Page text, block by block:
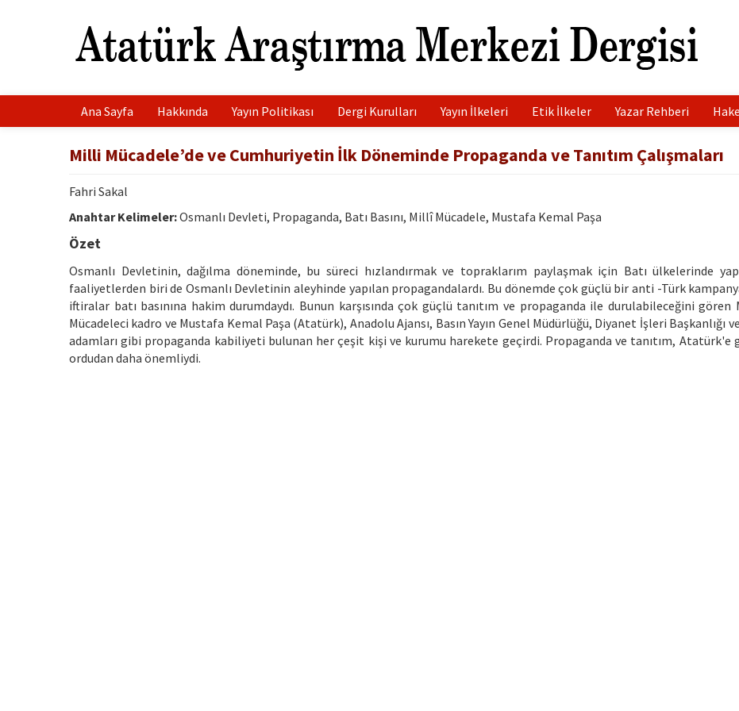
Ana Sayfa Hakkında Yayın Politikası Dergi Kurulları Yayın İlkeleri Etik İlkeler Yazar Rehberi
Milli Mücadele’de ve Cumhuriyetin İlk Döneminde Propaganda ve Tanıtım Çalışmaları
Fahri Sakal
Anahtar Kelimeler:Osmanlı Devleti, Propaganda, Batı Basını, Millî Mücadele, Mustafa Kemal Paşa
Özet
Osmanlı Devletinin, dağılma döneminde, bu süreci hızlandırmak ve topraklarım paylaşmak için Batı ülkelerinde
faaliyetlerden biri de Osmanlı Devletinin aleyhinde yapılan propagandalardı. Bu dönemde çok güçlü bir anti -Türk
iftiralar batı basınına hakim durumdaydı. Bunun karşısında çok güçlü tanıtım ve propaganda ile durulabileceğini gören
Mücadeleci kadro ve Mustafa Kemal Paşa (Atatürk), Anadolu Ajansı, Basın Yayın Genel Müdürlüğü, Diyanet İşleri Başkanlığı
adamları gibi propaganda kabiliyeti bulunan her çeşit kişi ve kurumu harekete geçirdi. Propaganda ve tanıtım, Atatürk'e
ordudan daha önemliydi.